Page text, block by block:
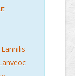
Lannilis